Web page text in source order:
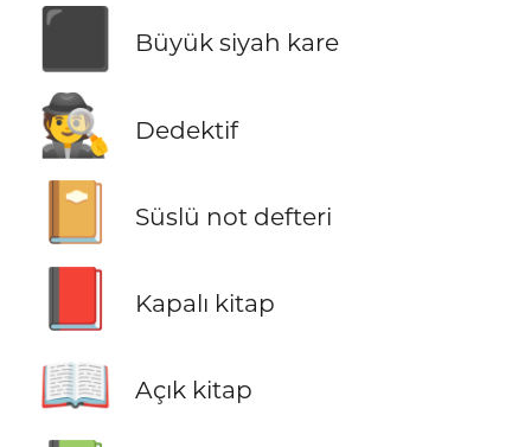
⬛ Büyük siyah kare
🕵️ Dedektif
📔 Süslü not defteri
Kapalı kitap
📖 Açık kitap